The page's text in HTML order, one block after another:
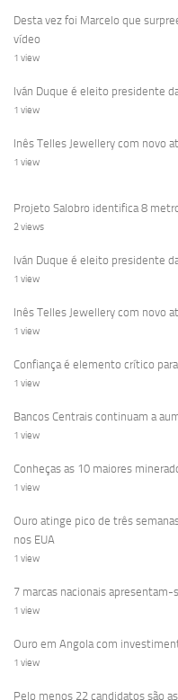
Desta vez foi Marcelo que
vídeo
1 view
Iván Duque é eleito presidente
1 view
Inês Telles Jewellery com novo
1 view
Projeto Salobro identifica 8
2 views
Iván Duque é eleito presidente
1 view
Inês Telles Jewellery com novo
1 view
Confiança é elemento crítico
1 view
Bancos Centrais continuam a
1 view
Conheças as 10 maiores
1 view
Ouro atinge pico de três
nos EUA
1 view
7 marcas nacionais
1 view
Ouro em Angola com
1 view
Pelo menos 22 candidatos são